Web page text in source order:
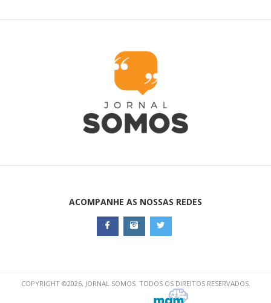
ACOMPANHE AS NOSSAS REDES
COPYRIGHT ©2026, JORNAL SOMOS. TODOS OS DIREITOS RESERVADOS.